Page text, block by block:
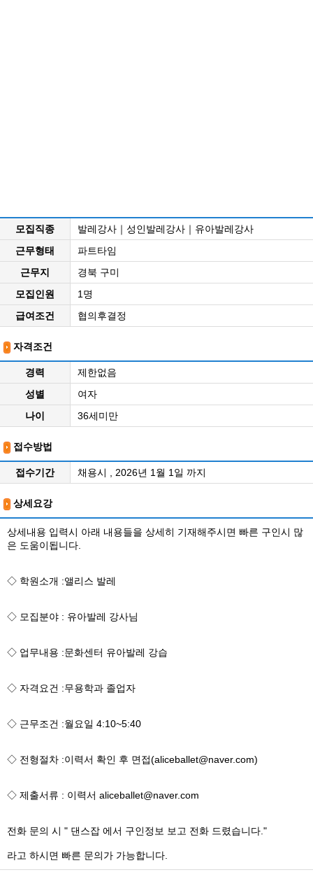
모집직종
발레강사｜성인발레강사｜유아발레강사
근무형태
파트타임
근무지
경북 구미
모집인원
1명
급여조건
협의후결정
자격조건
경력
제한없음
성별
여자
나이
36세미만
접수방법
접수기간 채용시 , 2026년 1월 1일 까지
상세요강
상세내용 입력시 아래 내용들을 상세히 기재해주시면 빠른 구인시 많
은 도움이됩니다.
◇ 학원소개 :앨리스 발레
◇ 모집분야 : 유아발레 강사님
◇ 업무내용 :문화센터 유아발레 강습
◇ 자격요건 :무용학과 졸업자
◇ 근무조건 :월요일 4:10~5:40
◇ 전형절차 :이력서 확인 후 면접(aliceballet@naver.com)
◇ 제출서류 : 이력서 aliceballet@naver.com
전화 문의 시 " 댄스잡 에서 구인정보 보고 전화 드렸습니다."
라고 하시면 빠른 문의가 가능합니다.